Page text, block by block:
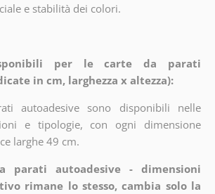
e stabilità dei colori.
per le carte da parati
in cm, larghezza x altezza):
autoadesive sono disponibili nelle
e tipologie, con ogni dimensione
larghe 49 cm.
parati autoadesive - dimensioni
rimane lo stesso, cambia solo la